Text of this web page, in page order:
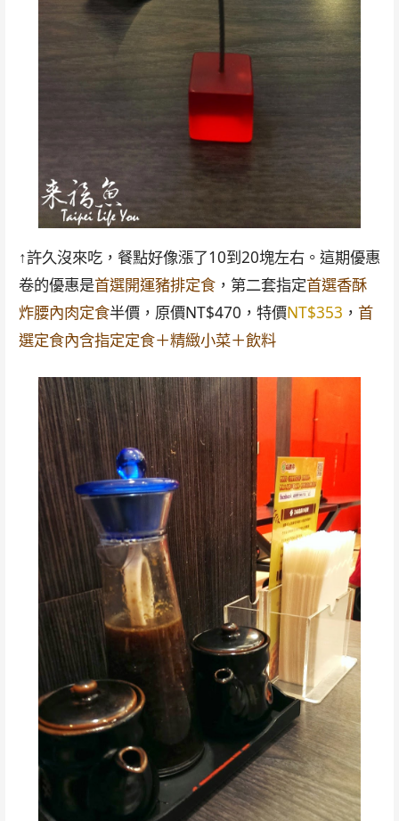
↑許久沒來吃，餐點好像漲了10到20塊左右。這期優惠
卷的優惠是首選開運豬排定食，第二套指定首選香酥
炸腰內肉定食半價，原價NT$470，特價NT$353 ， 首
選定食內含指定定食＋精緻小菜＋飲料